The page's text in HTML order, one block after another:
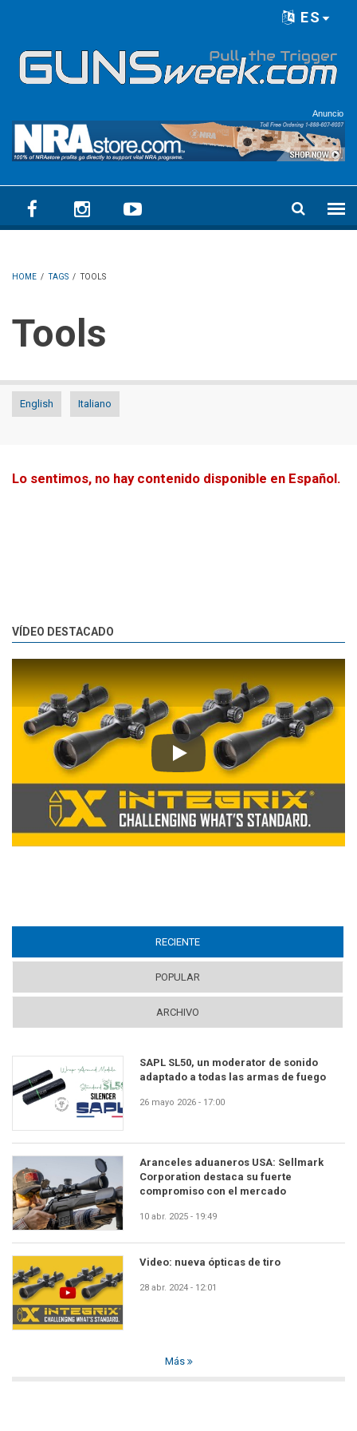
ES
Anuncio
HOME / TAGS / TOOLS
Tools
English Italiano
Lo sentimos, no hay contenido disponible en Español.
VÍDEO DESTACADO
Play
RECIENTE
POPULAR
ARCHIVO
SAPL SL50, un moderator de sonido
adaptado a todas las armas de fuego
26 mayo 2026 - 17:00
Aranceles aduaneros USA: Sellmark
Corporation destaca su fuerte
compromiso con el mercado
10 abr. 2025 - 19:49
Video: nueva ópticas de tiro
28 abr. 2024 - 12:01
Más